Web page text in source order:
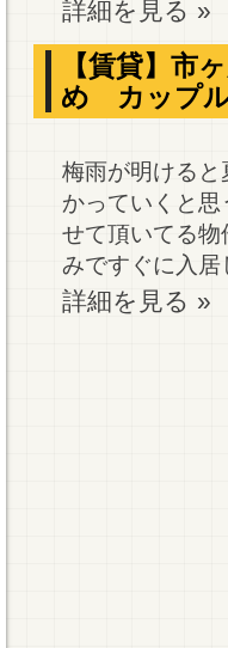
詳細を見る »
【賃貸】
め カップ
梅雨が明ける
かっていくと
せて頂いてる
みですぐに入
詳細を見る »